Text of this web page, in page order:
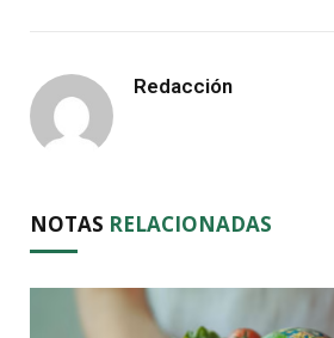
Redacción
NOTAS RELACIONADAS